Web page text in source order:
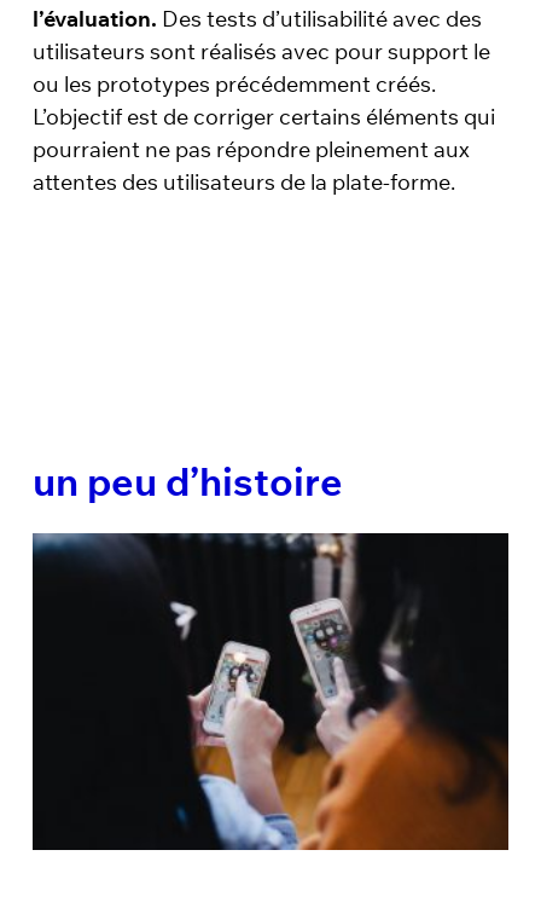
l’évaluation. Des tests d’utilisabilité avec des
utilisateurs sont réalisés avec pour support le
ou les prototypes précédemment créés.
L’objectif est de corriger certains éléments qui
pourraient ne pas répondre pleinement aux
attentes des utilisateurs de la plate-forme.
un peu d’histoire